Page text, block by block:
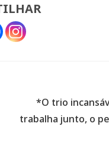
*O trio
trabalha junto, o